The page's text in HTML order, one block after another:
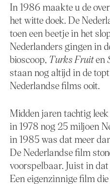
In 1986 maakte u de
het witte doek. De
toen een beetje in het
Nederlanders gingen in
bioscoop, Turks Fruiten
staan nog altijd in de
Nederlandse films ooit.
Midden jaren tachtig
in 1978 nog 25 miljoen
in 1985 was dat meer
De Nederlandse film
voorspelbaar. Juist in
Een eigenzinnige film